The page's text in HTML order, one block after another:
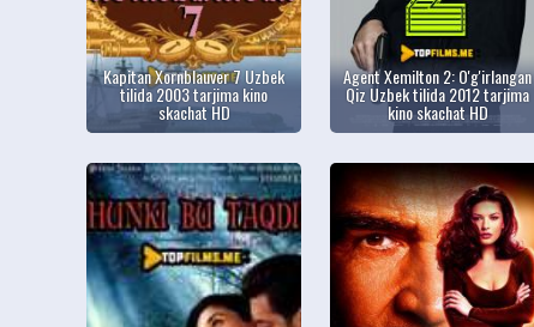
Kapitan Xornblauver 7 Uzbek
tilida 2003 tarjima kino
skachat HD
Agent Xemilton 2: O'g'irlangan
Qiz Uzbek tilida 2012 tarjima
kino skachat HD